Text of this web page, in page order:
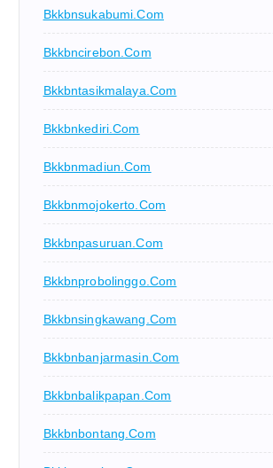
Bkkbnsukabumi.com
Bkkbncirebon.com
Bkkbntasikmalaya.com
Bkkbnkediri.com
Bkkbnmadiun.com
Bkkbnmojokerto.com
Bkkbnpasuruan.com
Bkkbnprobolinggo.com
Bkkbnsingkawang.com
Bkkbnbanjarmasin.com
Bkkbnbalikpapan.com
Bkkbnbontang.com